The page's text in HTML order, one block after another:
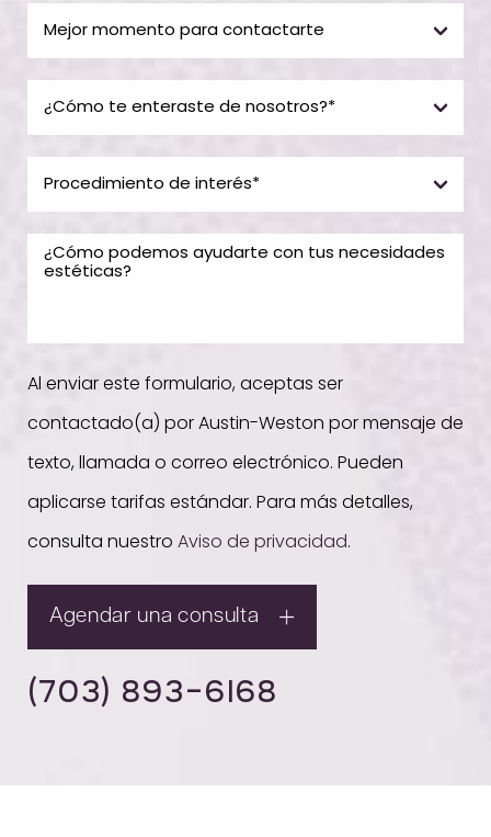
Al enviar este formulario, aceptas ser
contactado(a) por Austin-Weston por mensaje de
texto, llamada o correo electrónico. Pueden
aplicarse tarifas estándar. Para más detalles,
consulta nuestro Aviso de privacidad.
Agendar una consulta
(703) 893-6168